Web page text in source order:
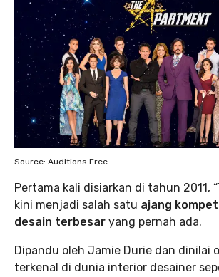
Source: Auditions Free
Pertama kali disiarkan di tahun 2011,
kini menjadi salah satu ajang
desain terbesar yang pernah ada.
Dipandu oleh Jamie Durie dan dinilai
terkenal di dunia interior desainer